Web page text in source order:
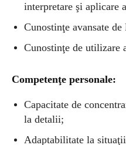
interpretare şi aplicare
Cunostinţe avansate
Cunostinţe de utilizare
Competenţe personale:
Capacitate de
la detalii;
Adaptabilitate la